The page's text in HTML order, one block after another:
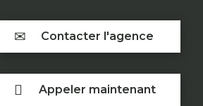
Contacter l'agence
Appeler maintenant